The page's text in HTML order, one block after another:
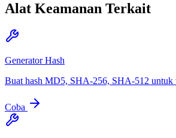
Alat Keamanan Terkait
Generator Hash
Buat hash MD5, SHA-256, SHA-512 untuk
Coba